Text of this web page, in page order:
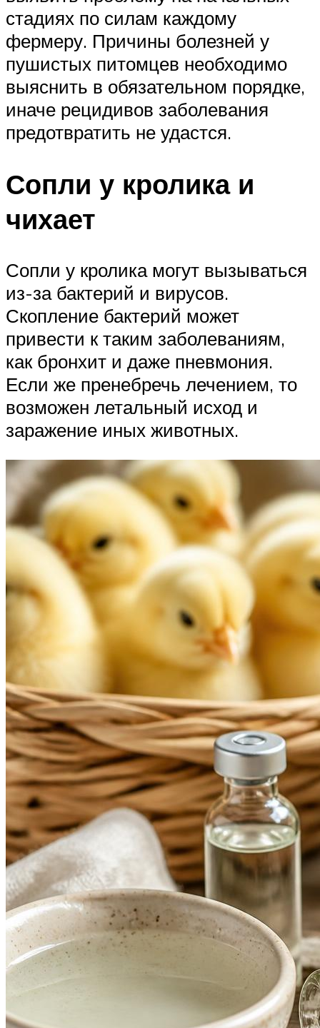
стадиях по силам каждому
фермеру. Причины болезней у
пушистых питомцев необходимо
выяснить в обязательном порядке,
иначе рецидивов заболевания
предотвратить не удастся.
Сопли у кролика и
чихает
Сопли у кролика могут вызываться
из-за бактерий и вирусов.
Скопление бактерий может
привести к таким заболеваниям,
как бронхит и даже пневмония.
Если же пренебречь лечением, то
возможен летальный исход и
заражение иных животных.